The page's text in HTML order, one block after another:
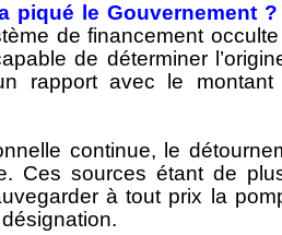
piqué le Gouvernement ?
de financement
de déterminer
rapport avec le montant
continue, le
Ces sources étant de
à tout prix la